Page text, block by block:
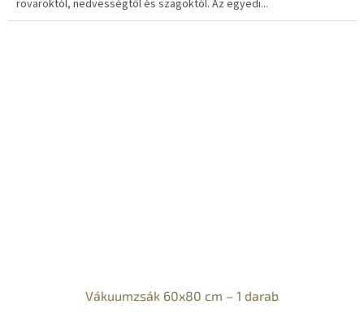
rovaroktól, nedvességtől és szagoktól. Az egyedi...
Vákuumzsák 60x80 cm – 1 darab